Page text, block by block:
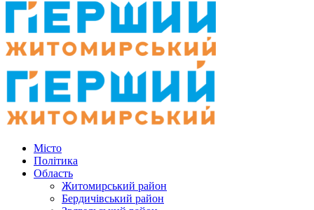
Місто
Політика
Область
Житомирський район
Бердичівський район